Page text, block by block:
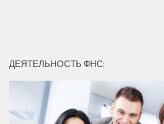
ДЕЯТЕЛЬНОСТЬ ФНС: